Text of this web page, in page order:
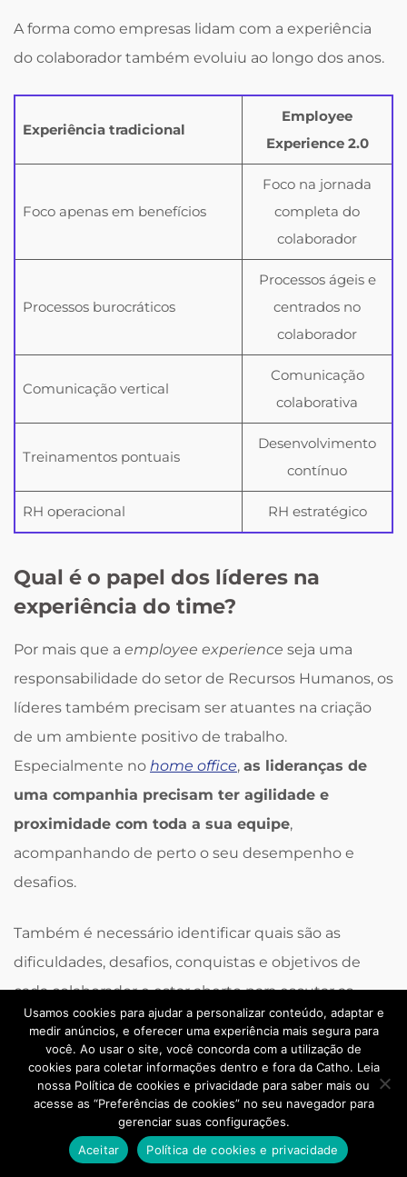
A forma como empresas lidam com a experiência
do colaborador também evoluiu ao longo dos anos.
Experiência tradicional
Employee
Experience 2.0
Foco apenas em benefícios
Foco na jornada
completa do
colaborador
Processos burocráticos
Processos ágeis e
centrados no
colaborador
Comunicação vertical
Comunicação
colaborativa
Treinamentos pontuais
Desenvolvimento
contínuo
RH operacional RH estratégico
Qual é o papel dos líderes na
experiência do time?
Por mais que a employee experience seja uma
responsabilidade do setor de Recursos Humanos, os
líderes também precisam ser atuantes na criação
de um ambiente positivo de trabalho.
Especialmente no home office, as lideranças de
uma companhia precisam ter agilidade e
proximidade com toda a sua equipe,
acompanhando de perto o seu desempenho e
desafios.
Também é necessário identificar quais são as
dificuldades, desafios, conquistas e objetivos de
cada colaborador e estar aberto para escutar as
opiniões e sugestões do time. Se um líder se coloca
à disposição para receberfeedbacks, os seus
liderados vão se sentir mais à vontade para
participar dessa troca de informações e avaliações.
Como tem uma maior proximidade com o
Usamos cookies para ajudar a personalizar conteúdo, adaptar e
medir anúncios, e oferecer uma experiência mais segura para
você. Ao usar o site, você concorda com a utilização de
cookies para coletar informações dentro e fora da Catho. Leia
nossa Política de cookies e privacidade para saber mais ou
acesse as “Preferências de cookies” no seu navegador para
gerenciar suas configurações.
Aceitar
Política de cookies e privacidade